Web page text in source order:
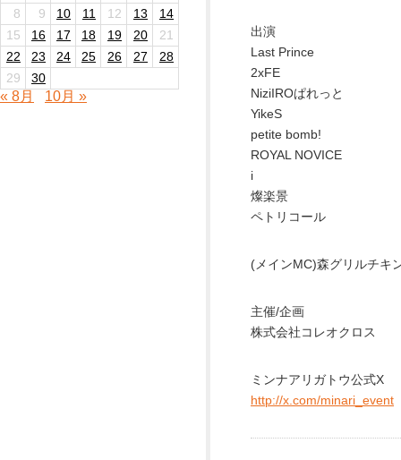
8
9 10 11 12 13
14
15
16 17 18 19 20
21
22
23 24 25 26 27
28
29
30
« 8月 10月 »
出演
Last Prince
2xFE
NiziIROぱれっと
YikeS
petite bomb!
ROYAL NOVICE
i
燦楽景
ペトリコール
(メインMC)森グリルチキ
主催/企画
株式会社コレオクロス
ミンナアリガトウ公式X
http://x.com/minari_event